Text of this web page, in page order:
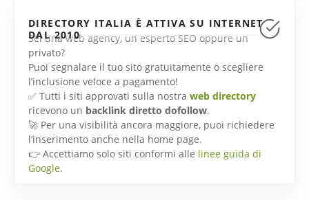
DIRECTORY ITALIA È ATTIVA SU INTERNET
DAL 2010
Sei una web agency, un esperto SEO oppure un
privato?
Puoi segnalare il tuo sito gratuitamente o scegliere
l’inclusione veloce a pagamento!
✅ Tutti i siti approvati sulla nostra web directory
ricevono un backlink diretto dofollow.
🚀 Per una visibilità ancora maggiore, puoi richiedere
l’inserimento anche nella home page.
👉 Accettiamo solo siti conformi alle linee guida di
Google.